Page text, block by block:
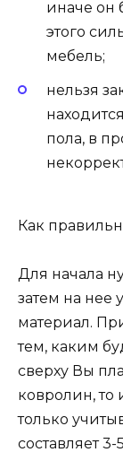
иначе он
этого
мебель;
нельзя
пола, в
Как
Для начала
затем на нее
материал.
тем, каким
сверху Вы
ковролин, то
только
составляет